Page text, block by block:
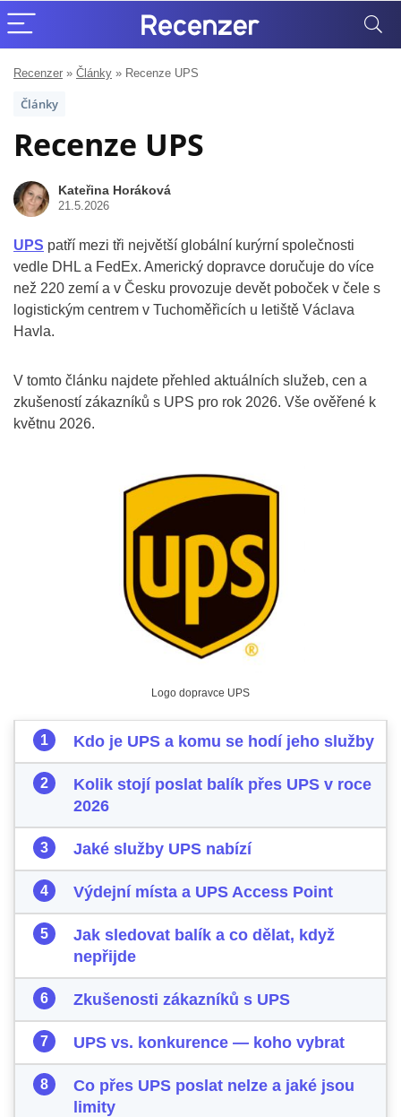
Recenzer » Články » Recenze UPS
Články
Recenze UPS
Kateřina Horáková
21.5.2026
UPS patří mezi tři největší globální kurýrní společnosti
vedle DHL a FedEx. Americký dopravce doručuje do více
než 220 zemí a v Česku provozuje devět poboček v čele s
logistickým centrem v Tuchoměřicích u letiště Václava
Havla.
V tomto článku najdete přehled aktuálních služeb, cen a
zkušeností zákazníků s UPS pro rok 2026. Vše ověřené k
květnu 2026.
Logo dopravce UPS
Kdo je UPS a komu se hodí jeho služby
Kolik stojí poslat balík přes UPS v roce
2026
Jaké služby UPS nabízí
Výdejní místa a UPS Access Point
Jak sledovat balík a co dělat, když
nepřijde
Zkušenosti zákazníků s UPS
UPS vs. konkurence — koho vybrat
Co přes UPS poslat nelze a jaké jsou
limity